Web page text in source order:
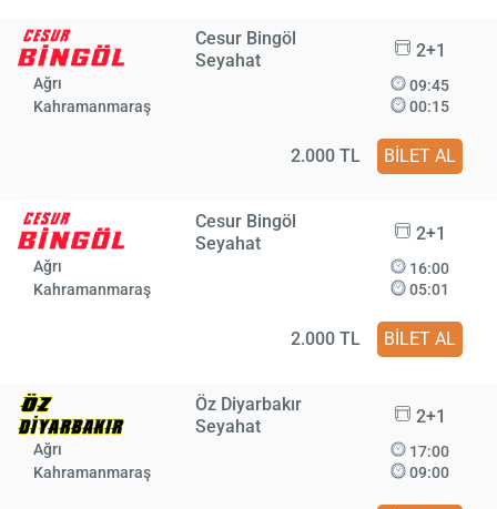
Cesur Bingöl
Seyahat
2+1
Ağrı
Kahramanmaraş
09:45
00:15
2.000 TL BİLET AL
Cesur Bingöl
Seyahat
2+1
Ağrı
Kahramanmaraş
16:00
05:01
2.000 TL BİLET AL
Öz Diyarbakır
Seyahat
2+1
Ağrı
Kahramanmaraş
17:00
09:00